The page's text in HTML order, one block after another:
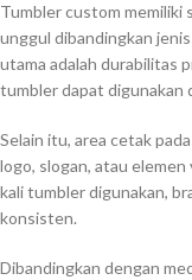
Tumbler custom memiliki
unggul dibandingkan
utama adalah durabilitas
tumbler dapat digunakan
Selain itu, area cetak
logo, slogan, atau
kali tumbler digunakan,
konsisten.
Dibandingkan dengan